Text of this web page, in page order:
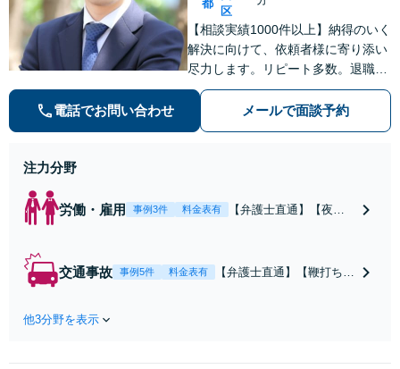
都
区
【相談実績1000件以上】納得のいく
解決に向けて、依頼者様に寄り添い
尽力します。リピート多数。退職勧
奨の解決金を3倍にした事例など、
労働分野に強み。後々「相談してお
けばよかった」と後悔しないために
電話でお問い合わせ メールで面談予約
注力分野
労働・雇用 事例3件 料金表有
【弁護士直通】【夜
で。退職勧奨の解決金
交通事故 事例5件 料金表有
【弁護士直通】【鞭打ち等
対応。事故後の対応や賠償
他3分野を表示